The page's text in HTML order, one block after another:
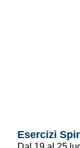
Esercizi